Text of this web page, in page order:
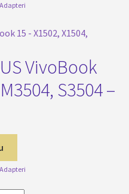
VivoBook
S3504 –